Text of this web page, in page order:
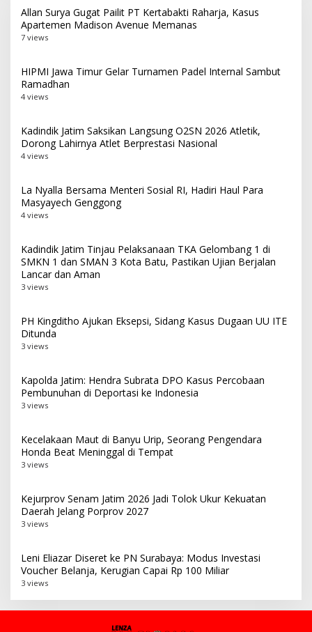
Allan Surya Gugat Pailit PT Kertabakti Raharja, Kasus
Apartemen Madison Avenue Memanas
7 views
HIPMI Jawa Timur Gelar Turnamen Padel Internal Sambut
Ramadhan
4 views
Kadindik Jatim Saksikan Langsung O2SN 2026 Atletik,
Dorong Lahirnya Atlet Berprestasi Nasional
4 views
La Nyalla Bersama Menteri Sosial RI, Hadiri Haul Para
Masyayech Genggong
4 views
Kadindik Jatim Tinjau Pelaksanaan TKA Gelombang 1 di
SMKN 1 dan SMAN 3 Kota Batu, Pastikan Ujian Berjalan
Lancar dan Aman
3 views
PH Kingditho Ajukan Eksepsi, Sidang Kasus Dugaan UU ITE
Ditunda
3 views
Kapolda Jatim: Hendra Subrata DPO Kasus Percobaan
Pembunuhan di Deportasi ke Indonesia
3 views
Kecelakaan Maut di Banyu Urip, Seorang Pengendara
Honda Beat Meninggal di Tempat
3 views
Kejurprov Senam Jatim 2026 Jadi Tolok Ukur Kekuatan
Daerah Jelang Porprov 2027
3 views
Leni Eliazar Diseret ke PN Surabaya: Modus Investasi
Voucher Belanja, Kerugian Capai Rp 100 Miliar
3 views